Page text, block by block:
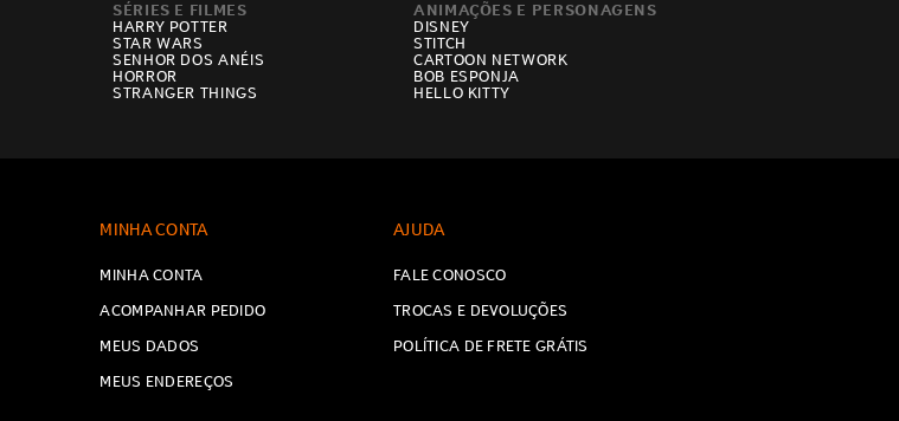
SÉRIES E FILMES
HARRY POTTER
STAR WARS
SENHOR DOS ANÉIS
HORROR
STRANGER THINGS
ANIMAÇÕES E PERSONAGENS
DISNEY
STITCH
CARTOON NETWORK
BOB ESPONJA
HELLO KITTY
MINHA CONTA
MINHA CONTA
ACOMPANHAR PEDIDO
MEUS DADOS
MEUS ENDEREÇOS
AJUDA
FALE CONOSCO
TROCAS E DEVOLUÇÕES
POLÍTICA DE FRETE GRÁTIS